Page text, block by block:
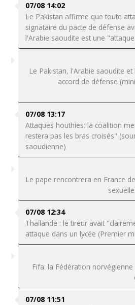
07/08 14:02
Le Pakistan affirme que toute
signataire du pacte de défense
l'Arabie saoudite est une
Le Pakistan, l'Arabie saoudite
accord de défense
07/08 13:17
Attaques houthies: la coalition
restera pas les bras croisés"
saoudienne)
Le pape rencontrera en France
07/08 12:34
Thaïlande : le tireur avait
attaque dans un lycée (Premier
Fifa: la Fédération
07/08 11:51